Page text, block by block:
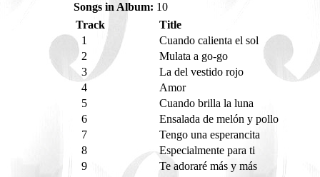
Songs in Album: 10
Track
Title
1
Cuando calienta el sol
2
Mulata a go-go
3
La del vestido rojo
4
Amor
5
Cuando brilla la luna
6
Ensalada de melón y pollo
7
Tengo una esperancita
8
Especialmente para ti
9
Te adoraré más y más